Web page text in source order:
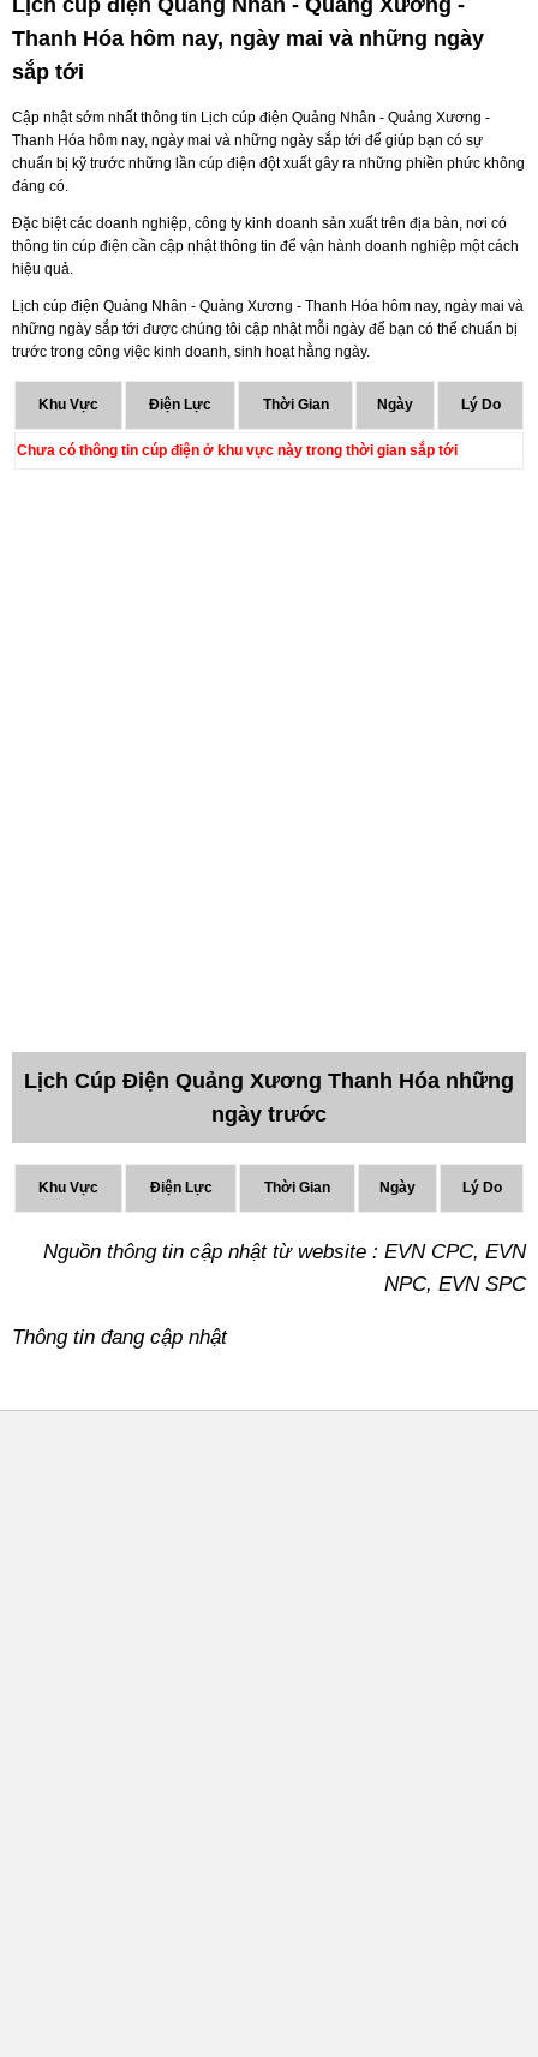
Lịch cúp điện Quảng Nhân - Quảng Xương -
Thanh Hóa hôm nay, ngày mai và những ngày
sắp tới
Cập nhật sớm nhất thông tin Lịch cúp điện Quảng Nhân - Quảng Xương -
Thanh Hóa hôm nay, ngày mai và những ngày sắp tới để giúp bạn có sự
chuẩn bị kỹ trước những lần cúp điện đột xuất gây ra những phiền phức không
đáng có.
Đặc biệt các doanh nghiệp, công ty kinh doanh sản xuất trên địa bàn, nơi có
thông tin cúp điện cần cập nhật thông tin để vận hành doanh nghiệp một cách
hiệu quả.
Lịch cúp điện Quảng Nhân - Quảng Xương - Thanh Hóa hôm nay, ngày mai và
những ngày sắp tới được chúng tôi cập nhật mỗi ngày để bạn có thể chuẩn bị
trước trong công việc kinh doanh, sinh hoạt hằng ngày.
Khu Vực Điện Lực Thời Gian Ngày Lý Do
Chưa có thông tin cúp điện ở khu vực này trong thời gian sắp tới
Lịch Cúp Điện Quảng Xương Thanh Hóa những
ngày trước
Khu Vực Điện Lực Thời Gian Ngày Lý Do
Nguồn thông tin cập nhật từ website : EVN CPC, EVN
NPC, EVN SPC
Thông tin đang cập nhật